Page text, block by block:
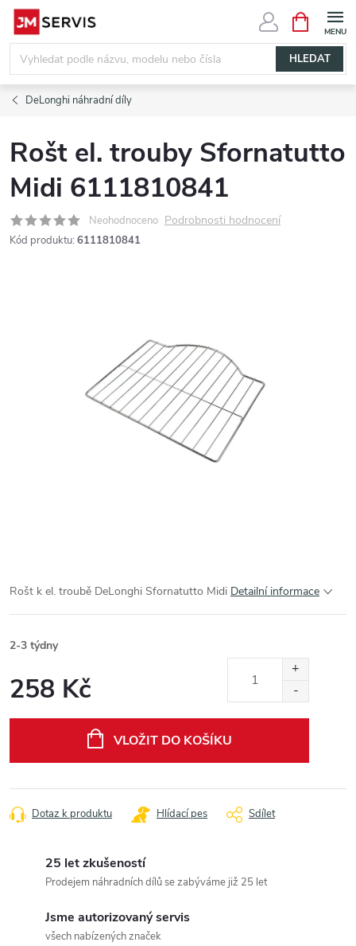
Přejít
obsah
HLEDAT
NÁKUPNÍ
KOŠÍK
DeLonghi náhradní díly
Rošt el. trouby Sfornatutto
Midi 6111810841
Neohodnoceno Podrobnosti hodnocení
Kód produktu: 6111810841
Rošt k el. troubě DeLonghi Sfornatutto Midi Detailní informace
2-3 týdny
258 Kč
VLOŽIT DO KOŠÍKU
Dotaz k produktu Hlídací pes Sdílet
25 let zkušeností
Prodejem náhradních dílů se zabýváme již 25 let
Jsme autorizovaný servis
všech nabízených značek